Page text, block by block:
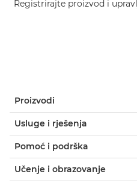
Registrirajte proizvod i
Proizvodi
Usluge i rješenja
Pomoć i podrška
Učenje i obrazovanje